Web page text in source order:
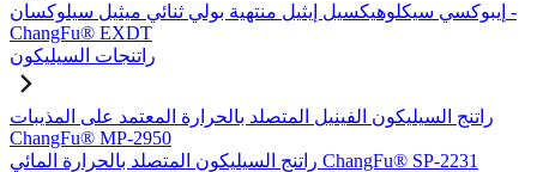
إيبوكسي سيكلوهيكسيل إيثيل منتهية بولي ثنائي ميثيل سيلوكسان -
ChangFu® EXDT
راتنجات السيليكون
راتنج السيليكون الفينيل المتصلد بالحرارة المعتمد على المذيبات
ChangFu® MP-2950
راتنج السيليكون المتصلد بالحرارة المائي ChangFu® SP-2231